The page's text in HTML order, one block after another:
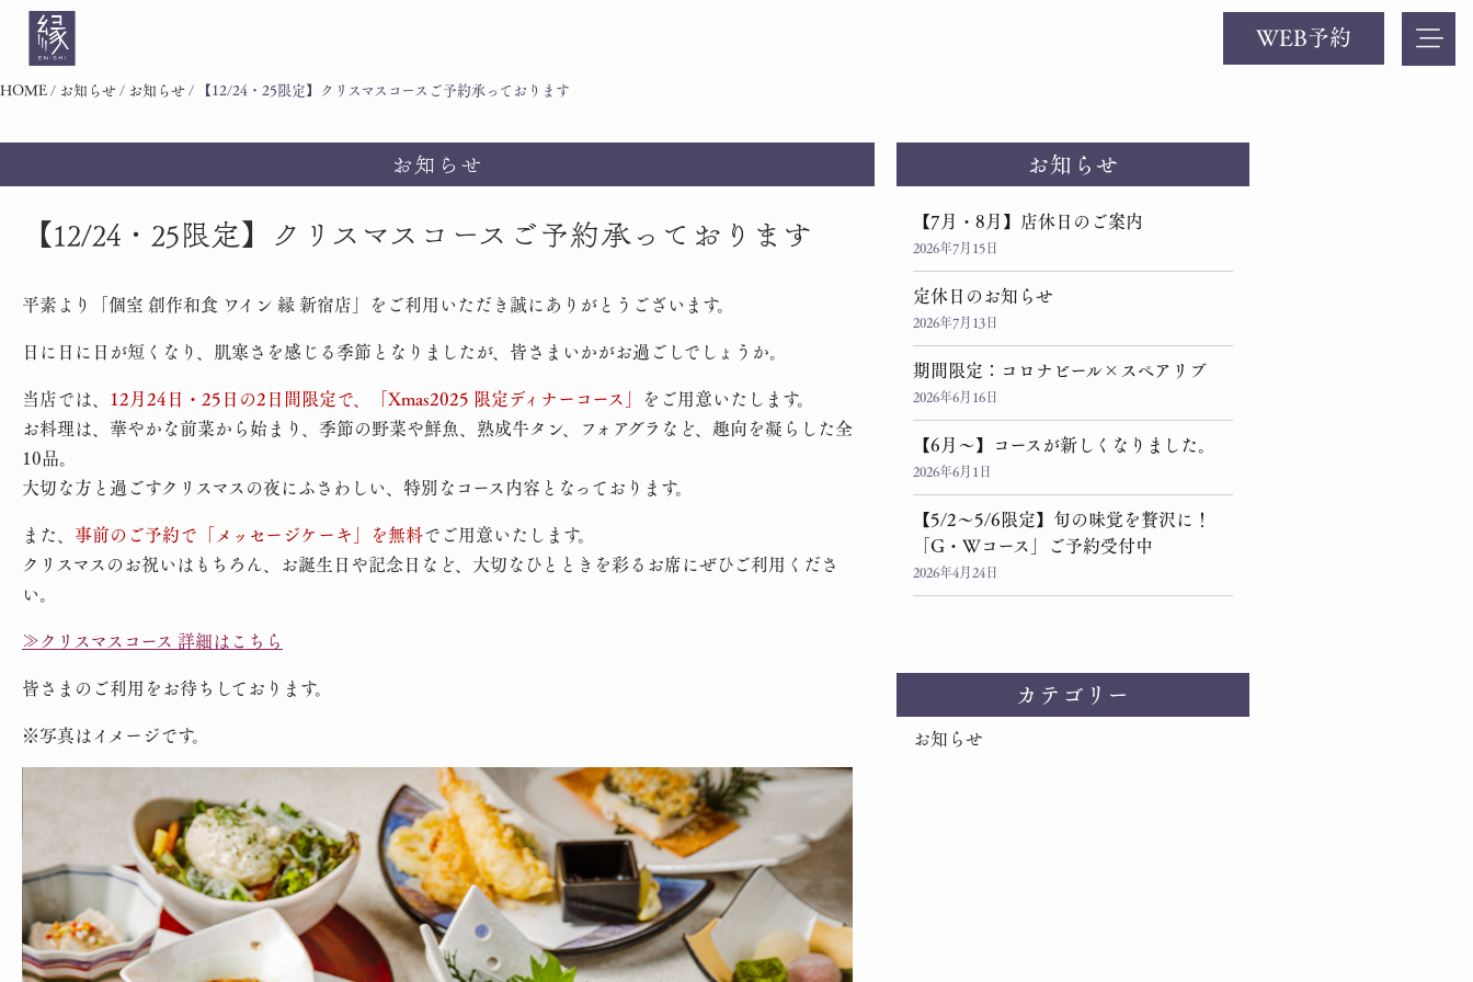
WEB予約
HOME/ お知らせ/ お知らせ/ 【12/24・25限定】クリスマスコースご予約承っております
お知らせ
【12/24・25限定】クリスマスコースご予約承っております
平素より「個室 創作和食 ワイン 縁 新宿店」をご利用いただき誠にありがとうございます。
日に日に日が短くなり、肌寒さを感じる季節となりましたが、皆さまいかがお過ごしでしょうか。
当店では、 12月24日・25日の2日間限定で、「Xmas2025 限定ディナーコース」 をご用意いたします。
お料理は、華やかな前菜から始まり、季節の野菜や鮮魚、熟成牛タン、フォアグラなど、趣向を凝らした全
10品。
大切な方と過ごすクリスマスの夜にふさわしい、特別なコース内容となっております。
また、 事前のご予約で「メッセージケーキ」を無料でご用意いたします。
クリスマスのお祝いはもちろん、お誕生日や記念日など、大切なひとときを彩るお席にぜひご利用くださ
い。
≫クリスマスコース 詳細はこちら
皆さまのご利用をお待ちしております。
※写真はイメージです。
お知らせ
【7月・8月】店休日のご案内
2026年7月15日
定休日のお知らせ
2026年7月13日
期間限定：コロナビール×スペアリブ
2026年6月16日
【6月～】コースが新しくなりました。
2026年6月1日
【5/2～5/6限定】旬の味覚を贅沢に！
「G・Wコース」ご予約受付中
2026年4月24日
カテゴリー
お知らせ